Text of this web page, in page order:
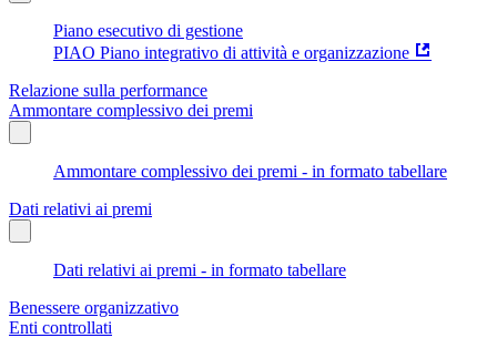
Piano esecutivo di gestione
PIAO Piano integrativo di attività e organizzazione
Relazione sulla performance
Ammontare complessivo dei premi
Ammontare complessivo dei premi - in formato tabellare
Dati relativi ai premi
Dati relativi ai premi - in formato tabellare
Benessere organizzativo
Enti controllati